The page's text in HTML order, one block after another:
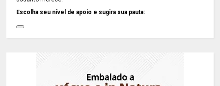
Escolha seu nível de apoio e sugira sua pauta: